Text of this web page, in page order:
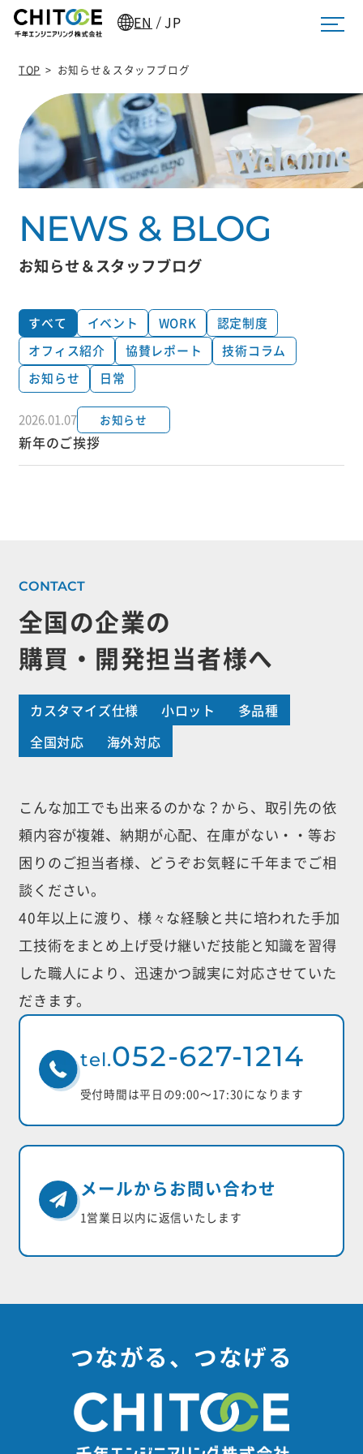
EN /JP
TOP > お知らせ＆スタッフブログ
お知らせ＆スタッフブログ
すべて イベント WORK
認定制度
オフィス紹介
協賛レポート
技術コラム
お知らせ
日常
2026.01.07 お知らせ
新年のご挨拶
全国の企業の
購買・開発担当者様へ
カスタマイズ仕様 小ロット
多品種
全国対応
海外対応
こんな加工でも出来るのかな？から、取引先の依
頼内容が複雑、納期が心配、 在庫がない・・等お
困りのご担当者様、どうぞお気軽に千年までご相
談ください。
40年以上に渡り、様々な経験と共に培われた手加
工技術をまとめ上げ受け継いだ技能と知識を習得
した職人により、迅速かつ誠実に対応させていた
だきます。
tel.052-627-1214
受付時間は平日の9:00〜17:30になります
メールからお問い合わせ
1営業日以内に返信いたします
つながる、つなげる